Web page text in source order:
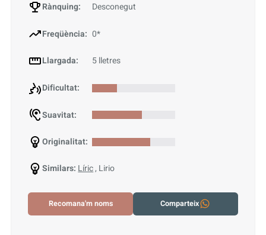
Rànquing: Desconegut
Freqüència: 0*
Llargada: 5 lletres
Dificultat:
Suavitat:
Originalitat:
Similars: Líric, Lirio
Recomana'm noms Comparteix